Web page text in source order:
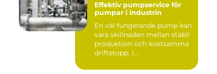
Effektiv pumpservice för
pumpar i industrin
En väl fungerande pump kan
vara skillnaden mellan stabil
produktion och kostsamma
driftstopp. I...